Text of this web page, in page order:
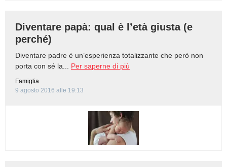
Diventare papà: qual è l’età giusta (e
perché)
Diventare padre è un’esperienza totalizzante che però non
porta con sé la... Per saperne di più
Famiglia
9 agosto 2016 alle 19:13